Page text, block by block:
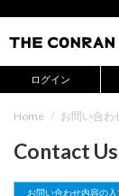
ログイン
Home / お問い合わ
Contact Us
お問い合わせ内容の入